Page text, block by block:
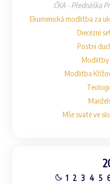
ČKA - Přednáška
Ekumenická modlitba za
Diecézní
Postní
Modlitby
Modlitba
Mše svaté ve
1 2 3 4 5